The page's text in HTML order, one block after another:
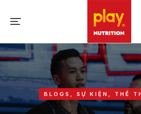
BLOGS , SỰ KIỆN , THỂ